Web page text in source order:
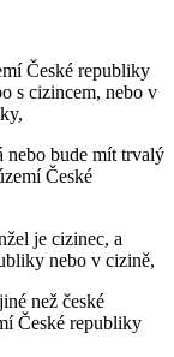
České republiky
s cizincem, nebo v
nebo bude mít trvalý
České
je cizinec, a
nebo v cizině,
než české
České republiky